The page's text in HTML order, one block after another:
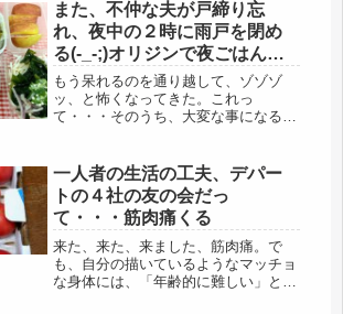
る。私は、紫外線に弱い体質で、また
また～いやいや、弱い子ぶってる...
また、不仲な夫が戸締り忘
れ、夜中の２時に雨戸を閉め
る(-_-;)オリジンで夜ごはん調
達。
もう呆れるのを通り越して、ゾゾゾ
ッ、と怖くなってきた。これっ
て・・・そのうち、大変な事になると
びに階下へ。すると、真っ暗の居間の
サッシの向こうに、外の明かりが見え
る。まただ...
一人者の生活の工夫、デパー
トの４社の友の会だっ
て・・・筋肉痛くる
来た、来た、来ました、筋肉痛。で
も、自分の描いているようなマッチョ
な身体には、「年齢的に難しい」と言